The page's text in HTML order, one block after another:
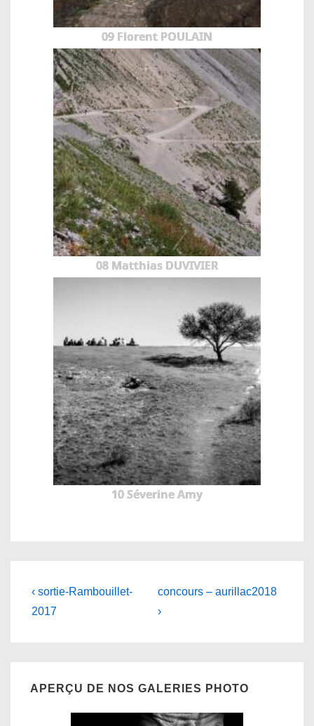
09 Florent POULAIN
08 Matthias DUVIVIER
10 Séverine Amy
Navigation
de
Previous
Post
‹ sortie-Rambouillet-
2017
Next
Post
concours – aurillac2018
›
APERÇU DE NOS GALERIES PHOTO